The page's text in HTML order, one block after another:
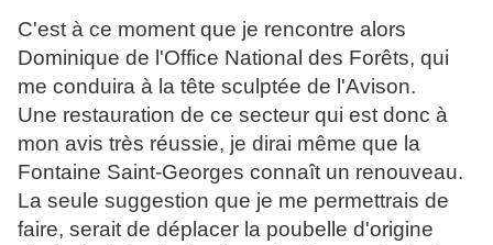
C'est à ce moment que je rencontre alors
Dominique de l'Office National des Forêts, qui
me conduira à la tête sculptée de l'Avison.
Une restauration de ce secteur qui est donc à
mon avis très réussie, je dirai même que la
Fontaine Saint-Georges connaît un renouveau.
La seule suggestion que je me permettrais de
faire, serait de déplacer la poubelle d'origine